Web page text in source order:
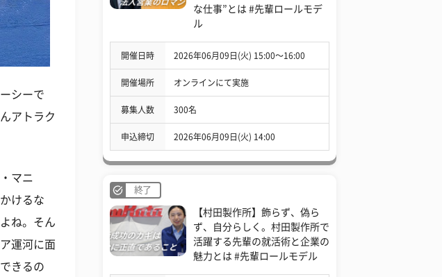
シーで
アトラク
マニ
けるな
ね。そん
運河に面
きるの
な仕事”とは #先輩ロールモデ
ル
開催日時 2026年06月09日(火) 15:00〜16:00
開催場所 オンラインにて実施
募集人数 300名
申込締切 2026年06月09日(火) 14:00
終了
【村田製作所】飾らず、偽ら
ず、自分らしく。村田製作所で
活躍する先輩の就活術と企業の
魅力とは #先輩ロールモデル